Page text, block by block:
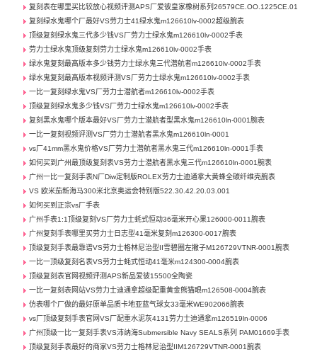
复刻表在哪里买比较放心视频评测APS厂爱彼皇家橡树系列26579CE.OO.1225CE.01
复刻绿水鬼哪个厂最好VS劳力士41绿水鬼m126610lv-0002超级腕表
顶级复刻绿水鬼三代多少钱VS厂劳力士绿水鬼m126610lv-0002手表
劳力士绿水鬼顶级复刻劳力士绿水鬼m126610lv-0002手表
绿水鬼复刻最高版本多少钱劳力士绿水鬼三代潜航者m126610lv-0002手表
绿水鬼复刻最高版本视频评测VS厂劳力士绿水鬼m126610lv-0002手表
一比一复刻绿水鬼VS厂劳力士潜航者m126610lv-0002手表
顶级复刻绿水鬼多少钱VS厂劳力士绿水鬼m126610lv-0002手表
复刻黑水鬼哪个版本最好VS厂劳力士潜航者型黑水鬼m126610ln-0001腕表
一比一复刻视频评测VS厂劳力士潜航者黑水鬼m126610ln-0001
vs厂41mm黑水鬼价格VS厂劳力士潜航者黑水鬼三代m126610ln-0001手表
如何买到广州最顶级复刻表VS劳力士潜航者黑水鬼三代m126610ln-0001腕表
广州一比一复刻手表N厂Diw定制版ROLEX劳力士迪通拿大黄蜂全碳纤维壳腕表
VS 欧米茄新海马300米北京奥运会特别版522.30.42.20.03.001
如何买到正宗vs厂手表
广州手表1:1顶级复刻VS厂劳力士蚝式恒动36毫米开心果126000-0011腕表
广州复刻手表哪里买劳力士日志型41毫米复刻m126300-0017腕表
顶级复刻手表最靠谱VS劳力士格林尼治型II雪碧圈左撇子M126729VTNR-0001腕表
一比一顶级复刻名表VS劳力士蚝式恒动41毫米m124300-0004腕表
顶级复刻表官网视频评测APS新品爱彼15500全陶瓷
一比一复刻表网站VS劳力士迪通拿超级配重黄金熊猫眼m126508-0004腕表
仿表哪个厂做的最好原单品质卡地亚蓝气球女33毫米WE902066腕表
vs厂顶级复刻手表官网VS厂配重水泥灰4131劳力士迪通拿m126519ln-0006
广州顶级一比一复刻手表VS沛纳海Submersible Navy SEALS系列 PAM01669手表
顶级复刻手表最好的商家VS劳力士格林尼治型IIM126729VTNR-0001腕表